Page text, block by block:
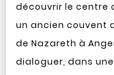
découvrir le centre
un ancien couvent
de Nazareth à
dialoguer, dans